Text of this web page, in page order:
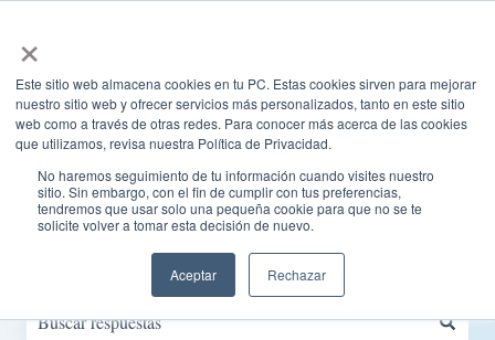
×
Este sitio web almacena cookies en tu PC. Estas cookies sirven para mejorar
nuestro sitio web y ofrecer servicios más personalizados, tanto en este sitio
web como a través de otras redes. Para conocer más acerca de las cookies
que utilizamos, revisa nuestra Política de Privacidad.
No haremos seguimiento de tu información cuando visites nuestro
sitio. Sin embargo, con el fin de cumplir con tus preferencias,
tendremos que usar solo una pequeña cookie para que no se te
solicite volver a tomar esta decisión de nuevo.
Aceptar Rechazar
¿Tienes alguna duda?